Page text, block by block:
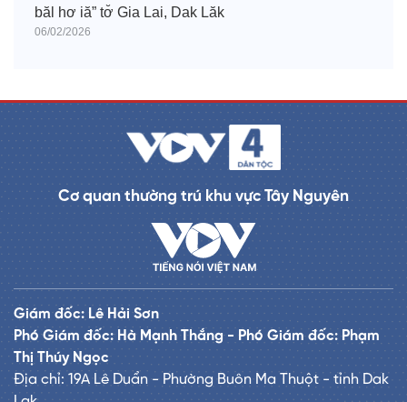
băl hơ iă” tơ̆ Gia Lai, Dak Lăk
06/02/2026
Cơ quan thường trú khu vực Tây Nguyên
Giám đốc: Lê Hải Sơn
Phó Giám đốc: Hà Mạnh Thắng - Phó Giám đốc: Phạm
Thị Thúy Ngọc
Địa chỉ: 19A Lê Duẩn - Phường Buôn Ma Thuột - tỉnh Dak